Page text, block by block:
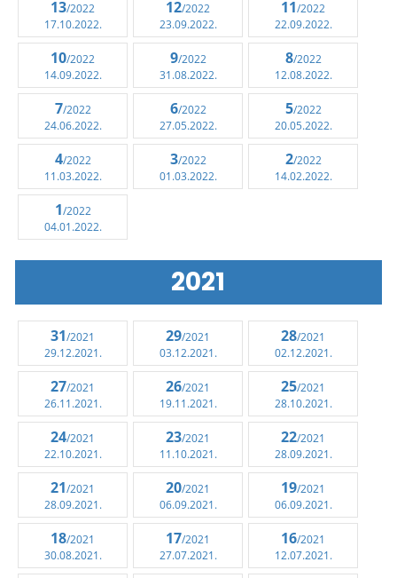
13/2022
17.10.2022.
12/2022
23.09.2022.
11/2022
22.09.2022.
10/2022
14.09.2022.
9/2022
31.08.2022.
8/2022
12.08.2022.
7/2022
24.06.2022.
6/2022
27.05.2022.
5/2022
20.05.2022.
4/2022
11.03.2022.
3/2022
01.03.2022.
2/2022
14.02.2022.
1/2022
04.01.2022.
2021
31/2021
29.12.2021.
29/2021
03.12.2021.
28/2021
02.12.2021.
27/2021
26.11.2021.
26/2021
19.11.2021.
25/2021
28.10.2021.
24/2021
22.10.2021.
23/2021
11.10.2021.
22/2021
28.09.2021.
21/2021
28.09.2021.
20/2021
06.09.2021.
19/2021
06.09.2021.
18/2021
30.08.2021.
17/2021
27.07.2021.
16/2021
12.07.2021.